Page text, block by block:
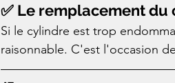
✅ Le remplacement
Si le cylindre est trop
raisonnable. C'est l'occasion